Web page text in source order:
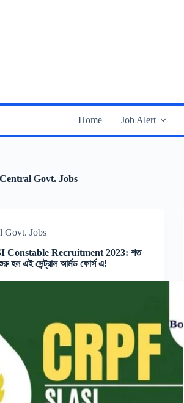
Home Job Alert
Govt. Jobs
Govt. Jobs
Constable Recruitment 2023: শত
হল এই সেন্ট্রাল আর্মড ফোর্স এ!